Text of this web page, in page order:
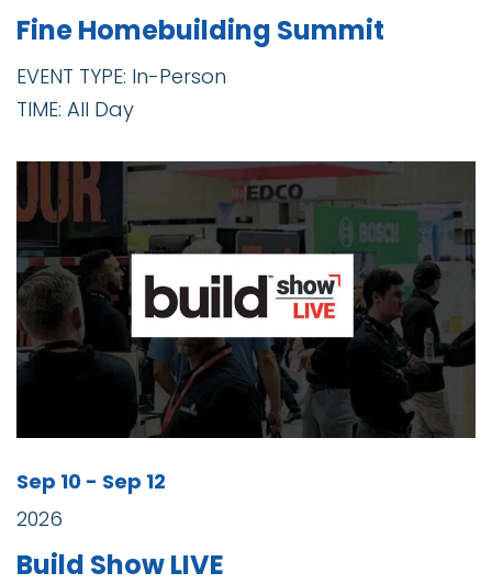
Fine Homebuilding Summit
EVENT TYPE: In-Person
TIME: All Day
Sep 10 - Sep 12
2026
Build Show LIVE